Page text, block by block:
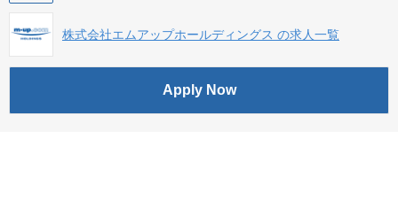
株式会社エムアップホールディングス の求人一覧
Apply Now